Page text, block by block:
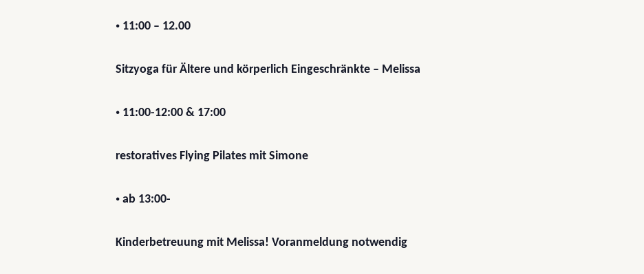
• 11:00 – 12.00
Sitzyoga für Ältere und körperlich Eingeschränkte – Melissa
• 11:00-12:00 & 17:00
restoratives Flying Pilates mit Simone
• ab 13:00-
Kinderbetreuung mit Melissa! Voranmeldung notwendig